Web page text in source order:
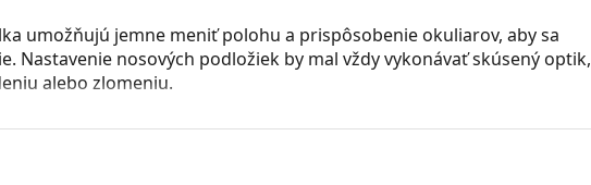
umožňujú jemne meniť polohu a prispôsobenie okuliarov, aby sa
Nastavenie nosových podložiek by mal vždy vykonávať skúsený optik,
alebo zlomeniu.
intenzitu svetla a sú skvelá pre oči, pretože neovplyvňujú kontrast ani